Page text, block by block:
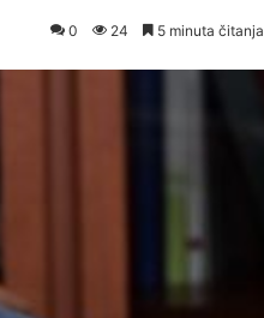
0 24 5 minuta čitanja